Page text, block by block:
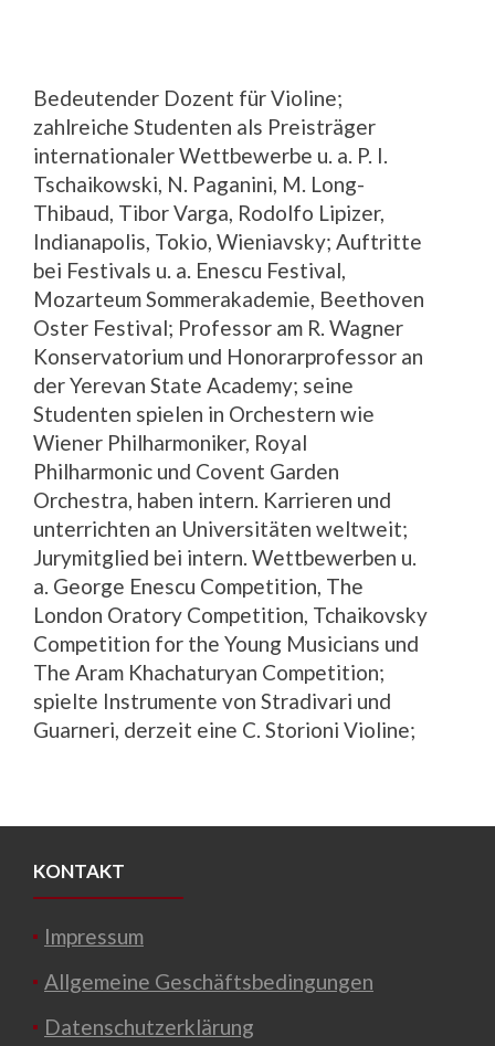
Bedeutender Dozent für Violine;
zahlreiche Studenten als Preisträger
internationaler Wettbewerbe u. a. P. I.
Tschaikowski, N. Paganini, M. Long-
Thibaud, Tibor Varga, Rodolfo Lipizer,
Indianapolis, Tokio, Wieniavsky; Auftritte
bei Festivals u. a. Enescu Festival,
Mozarteum Sommerakademie, Beethoven
Oster Festival; Professor am R. Wagner
Konservatorium und Honorarprofessor an
der Yerevan State Academy; seine
Studenten spielen in Orchestern wie
Wiener Philharmoniker, Royal
Philharmonic und Covent Garden
Orchestra, haben intern. Karrieren und
unterrichten an Universitäten weltweit;
Jurymitglied bei intern. Wettbewerben u.
a. George Enescu Competition, The
London Oratory Competition, Tchaikovsky
Competition for the Young Musicians und
The Aram Khachaturyan Competition;
spielte Instrumente von Stradivari und
Guarneri, derzeit eine C. Storioni Violine;
KONTAKT
Impressum
Allgemeine Geschäftsbedingungen
Datenschutzerklärung